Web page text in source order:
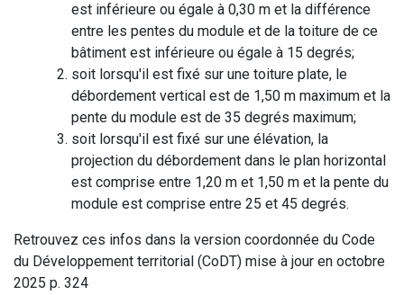
est inférieure ou égale à 0,30 m et la différence
entre les pentes du module et de la toiture de ce
bâtiment est inférieure ou égale à 15 degrés;
soit lorsqu'il est fixé sur une toiture plate, le
débordement vertical est de 1,50 m maximum et la
pente du module est de 35 degrés maximum;
soit lorsqu'il est fixé sur une élévation, la
projection du débordement dans le plan horizontal
est comprise entre 1,20 m et 1,50 m et la pente du
module est comprise entre 25 et 45 degrés.
Retrouvez ces infos dans la version coordonnée du Code
du Développement territorial (CoDT) mise à jour en octobre
2025 p. 324